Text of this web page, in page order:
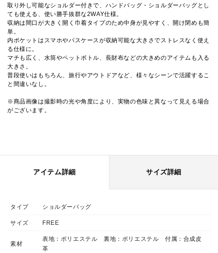
取り外し可能なショルダー付きで、ハンドバッグ・ショルダーバッグとし
ても使える、使い勝手抜群な2WAY仕様。
収納は間口が大きく開く巾着タイプのため中身が見やすく、開け閉めも簡
単。
内ポケットはスマホやパスケースが収納可能な大きさでストレスなく使え
る仕様に。
マチも広く、水筒やペットボトル、長財布などの大きめのアイテムも入る
大きさ。
普段使いはもちろん、旅行やアウトドアなど、様々なシーンで活躍するこ
と間違いなし。
※商品画像は撮影時の光や角度により、実物の色味と異なって見える場合
がございます。
アイテム詳細 サイズ詳細
タイプ ショルダーバッグ
サイズ FREE
素材
表地：ポリエステル 裏地：ポリエステル 付属：合成皮
革